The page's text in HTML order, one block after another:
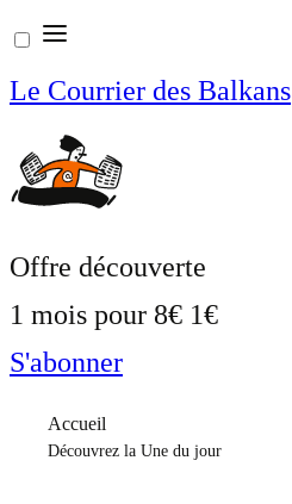
Aller
au
contenu
Le Courrier des Balkans
Offre découverte
1 mois pour 8€ 1€
S'abonner
Accueil
Découvrez la Une du jour